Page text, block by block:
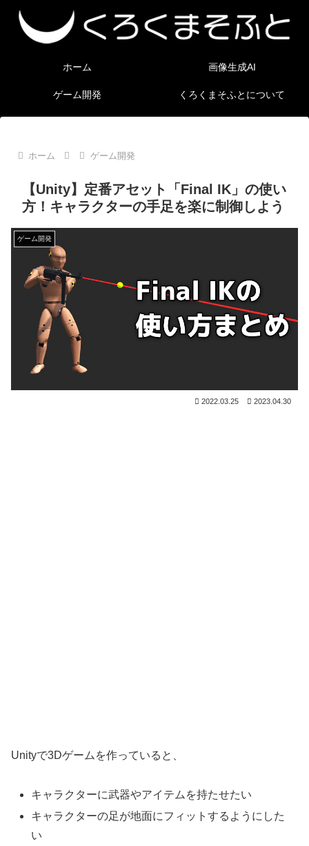
ホーム 画像生成AI
ゲーム開発 くろくまそふとについて
ホーム ゲーム開発
【Unity】定番アセット「Final IK」の使い
方！キャラクターの手足を楽に制御しよう
ゲーム開発
2022.03.25 2023.04.30
Unityで3Dゲームを作っていると、
キャラクターに武器やアイテムを持たせたい
キャラクターの足が地面にフィットするようにした
い